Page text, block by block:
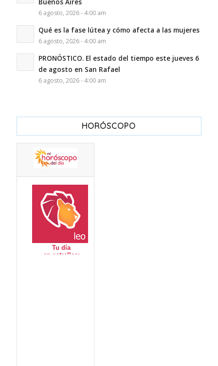
Buenos Aires
6 agosto, 2026 - 4:00 am
Qué es la fase lútea y cómo afecta a las mujeres
6 agosto, 2026 - 4:00 am
PRONÓSTICO. El estado del tiempo este jueves 6
de agosto en San Rafael
6 agosto, 2026 - 4:00 am
HORÓSCOPO